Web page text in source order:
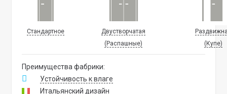
Стандартное
Двустворчатая
(Распашные)
(Купе)
Преимущества фабрики:
Устойчивость к влаге
Итальянский дизайн